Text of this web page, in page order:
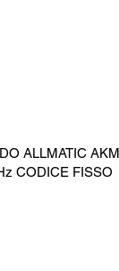
ALLMATIC AKM
CODICE FISSO